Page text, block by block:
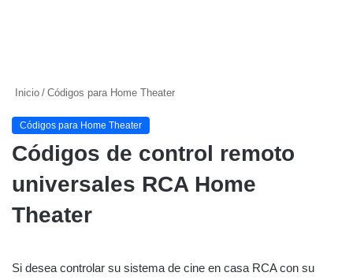
Inicio / Códigos para Home Theater
Códigos para Home Theater
Códigos de control remoto
universales RCA Home
Theater
Si desea controlar su sistema de cine en casa RCA con su